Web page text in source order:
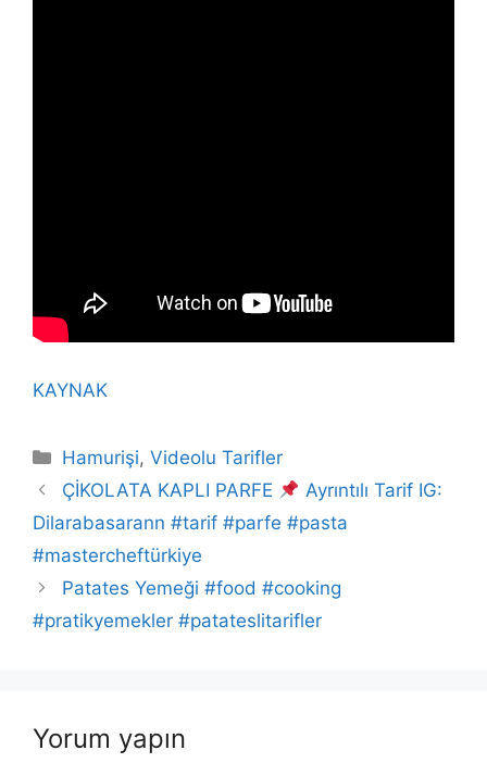
KAYNAK
Kategoriler
Hamurişi,Videolu Tarifler
ÇİKOLATA KAPLI PARFE
Ayrıntılı Tarif IG:
Dilarabasarann #tarif #parfe #pasta
#mastercheftürkiye
Patates Yemeği #food #cooking
#pratikyemekler #patateslitarifler
Yorum yapın